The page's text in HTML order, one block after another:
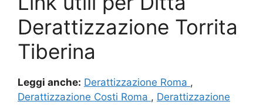
Derattizzazione Torrita
Tiberina
Leggi anche: Derattizzazione Roma ,
Derattizzazione Costi Roma , Derattizzazione